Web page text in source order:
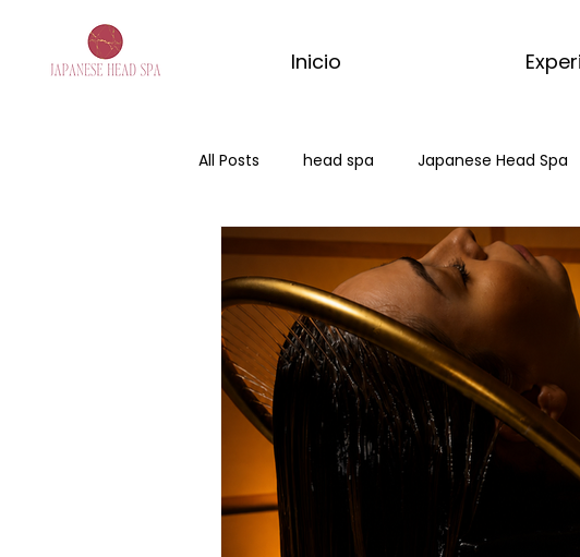
Inicio
All Posts head spa Japanese Head Spa
Japanese Head Spa ciudad Real head
masaje con matcha masaje de
masaje de jengibre ritual de jengibre
ritual de chocolate y pistacho